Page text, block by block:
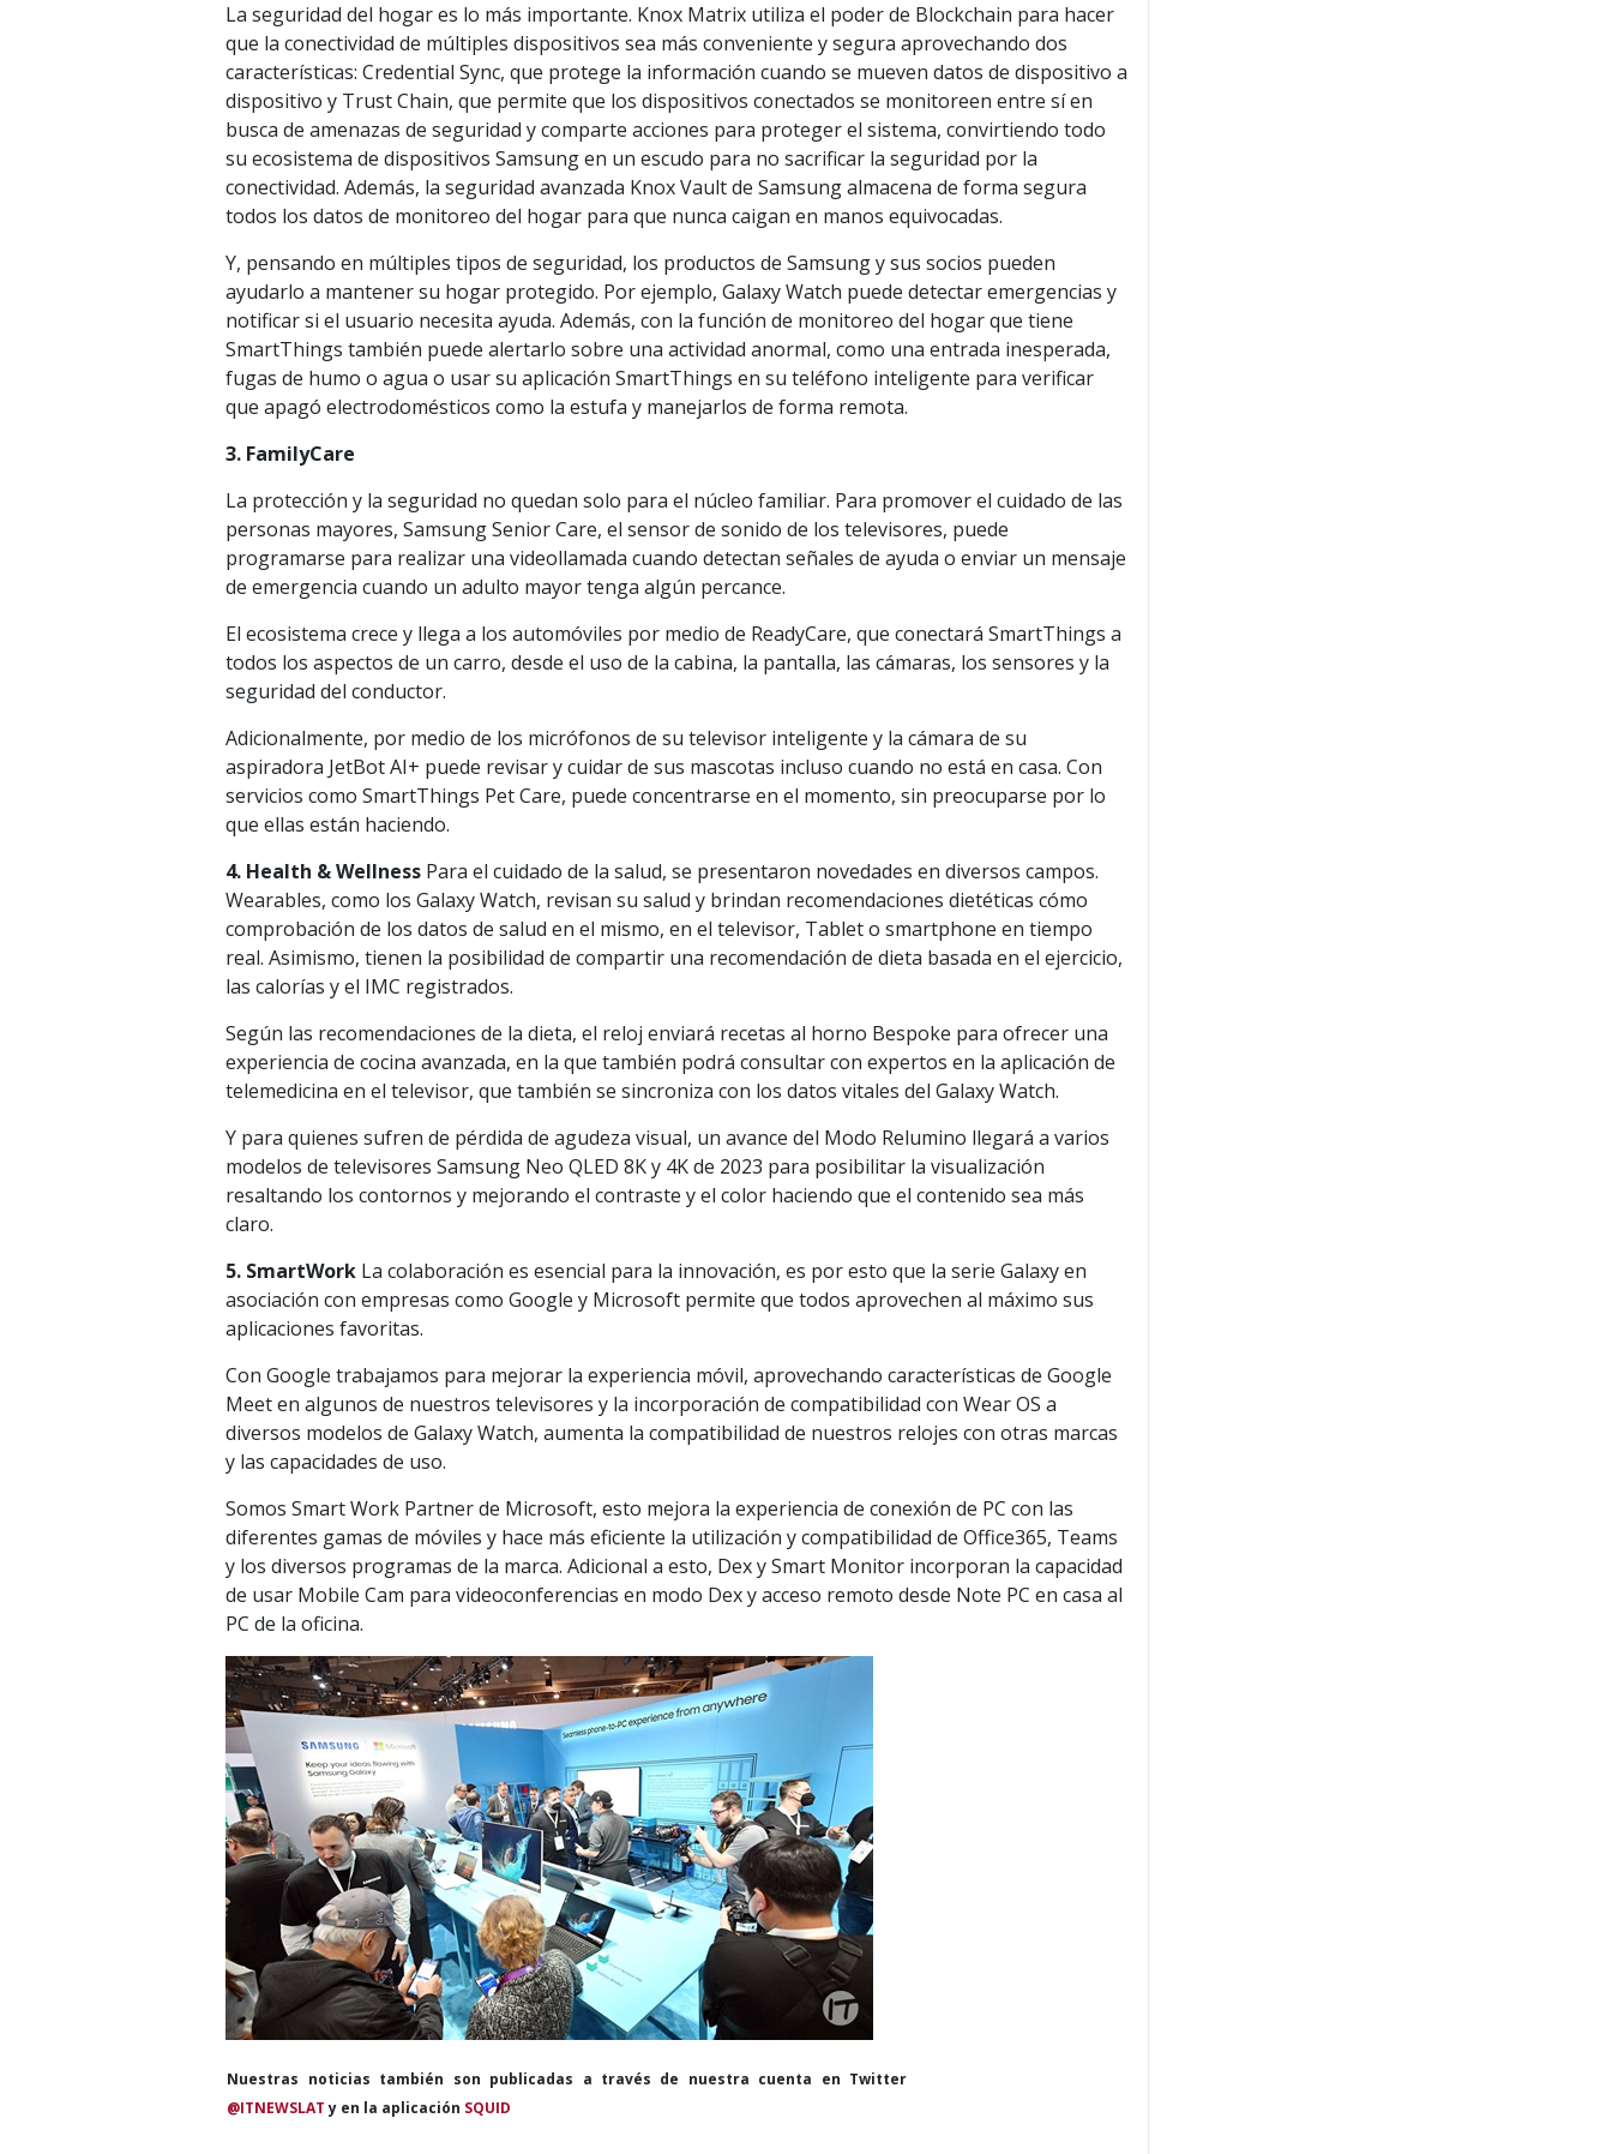
La seguridad del hogar es lo más importante. Knox Matrix utiliza el poder de Blockchain para hacer
que la conectividad de múltiples dispositivos sea más conveniente y segura aprovechando dos
características: Credential Sync, que protege la información cuando se mueven datos de dispositivo a
dispositivo y Trust Chain, que permite que los dispositivos conectados se monitoreen entre sí en
busca de amenazas de seguridad y comparte acciones para proteger el sistema, convirtiendo todo
su ecosistema de dispositivos Samsung en un escudo para no sacrificar la seguridad por la
conectividad. Además, la seguridad avanzada Knox Vault de Samsung almacena de forma segura
todos los datos de monitoreo del hogar para que nunca caigan en manos equivocadas.
Y, pensando en múltiples tipos de seguridad, los productos de Samsung y sus socios pueden
ayudarlo a mantener su hogar protegido. Por ejemplo, Galaxy Watch puede detectar emergencias y
notificar si el usuario necesita ayuda. Además, con la función de monitoreo del hogar que tiene
SmartThings también puede alertarlo sobre una actividad anormal, como una entrada inesperada,
fugas de humo o agua o usar su aplicación SmartThings en su teléfono inteligente para verificar
que apagó electrodomésticos como la estufa y manejarlos de forma remota.
3. FamilyCare
La protección y la seguridad no quedan solo para el núcleo familiar. Para promover el cuidado de las
personas mayores, Samsung Senior Care, el sensor de sonido de los televisores, puede
programarse para realizar una videollamada cuando detectan señales de ayuda o enviar un mensaje
de emergencia cuando un adulto mayor tenga algún percance.
El ecosistema crece y llega a los automóviles por medio de ReadyCare, que conectará SmartThings a
todos los aspectos de un carro, desde el uso de la cabina, la pantalla, las cámaras, los sensores y la
seguridad del conductor.
Adicionalmente, por medio de los micrófonos de su televisor inteligente y la cámara de su
aspiradora JetBot AI+ puede revisar y cuidar de sus mascotas incluso cuando no está en casa. Con
servicios como SmartThings Pet Care, puede concentrarse en el momento, sin preocuparse por lo
que ellas están haciendo.
4. Health & Wellness Para el cuidado de la salud, se presentaron novedades en diversos campos.
Wearables, como los Galaxy Watch, revisan su salud y brindan recomendaciones dietéticas cómo
comprobación de los datos de salud en el mismo, en el televisor, Tablet o smartphone en tiempo
real. Asimismo, tienen la posibilidad de compartir una recomendación de dieta basada en el ejercicio,
las calorías y el IMC registrados.
Según las recomendaciones de la dieta, el reloj enviará recetas al horno Bespoke para ofrecer una
experiencia de cocina avanzada, en la que también podrá consultar con expertos en la aplicación de
telemedicina en el televisor, que también se sincroniza con los datos vitales del Galaxy Watch.
Y para quienes sufren de pérdida de agudeza visual, un avance del Modo Relumino llegará a varios
modelos de televisores Samsung Neo QLED 8K y 4K de 2023 para posibilitar la visualización
resaltando los contornos y mejorando el contraste y el color haciendo que el contenido sea más
claro.
5. SmartWork La colaboración es esencial para la innovación, es por esto que la serie Galaxy en
asociación con empresas como Google y Microsoft permite que todos aprovechen al máximo sus
aplicaciones favoritas.
Con Google trabajamos para mejorar la experiencia móvil, aprovechando características de Google
Meet en algunos de nuestros televisores y la incorporación de compatibilidad con Wear OS a
diversos modelos de Galaxy Watch, aumenta la compatibilidad de nuestros relojes con otras marcas
y las capacidades de uso.
Somos Smart Work Partner de Microsoft, esto mejora la experiencia de conexión de PC con las
diferentes gamas de móviles y hace más eficiente la utilización y compatibilidad de Office365, Teams
y los diversos programas de la marca. Adicional a esto, Dex y Smart Monitor incorporan la capacidad
de usar Mobile Cam para videoconferencias en modo Dex y acceso remoto desde Note PC en casa al
PC de la oficina.
Nuestras noticias también son publicadas a través de nuestra cuenta en Twitter
@ITNEWSLATy en la aplicación SQUID